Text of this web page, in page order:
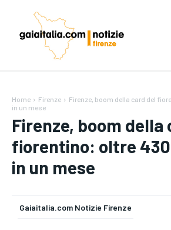
Home Firenze
Firenze, boom della card del
in un mese
Firenze, boom della
fiorentino: oltre
in un mese
Gaiaitalia.com Notizie Firenze